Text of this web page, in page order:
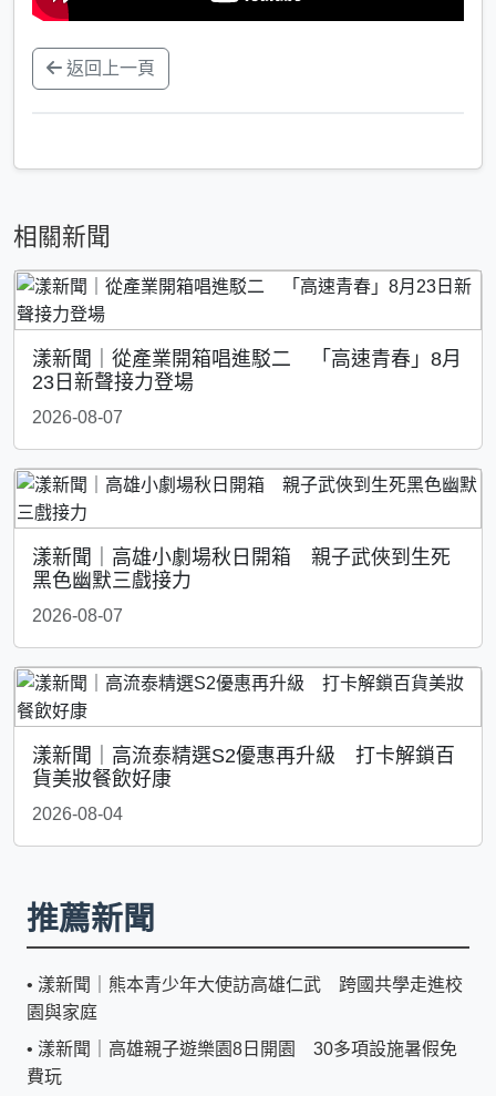
返回上一頁
相關新聞
漾新聞｜從產業開箱唱進駁二 「高速青春」8月
23日新聲接力登場
2026-08-07
漾新聞｜高雄小劇場秋日開箱 親子武俠到生死
黑色幽默三戲接力
2026-08-07
漾新聞｜高流泰精選S2優惠再升級 打卡解鎖百
貨美妝餐飲好康
2026-08-04
推薦新聞
• 漾新聞｜熊本青少年大使訪高雄仁武 跨國共學走進校
園與家庭
• 漾新聞｜高雄親子遊樂園8日開園 30多項設施暑假免
費玩